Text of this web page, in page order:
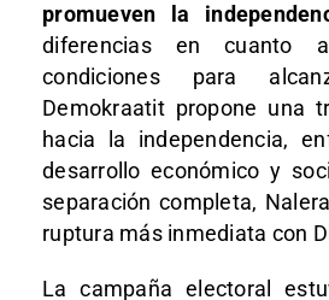
promueven la
diferencias en
condiciones para
Demokraatit propone una
hacia la independencia,
desarrollo económico y
separación completa,
ruptura más inmediata con
La campaña electoral